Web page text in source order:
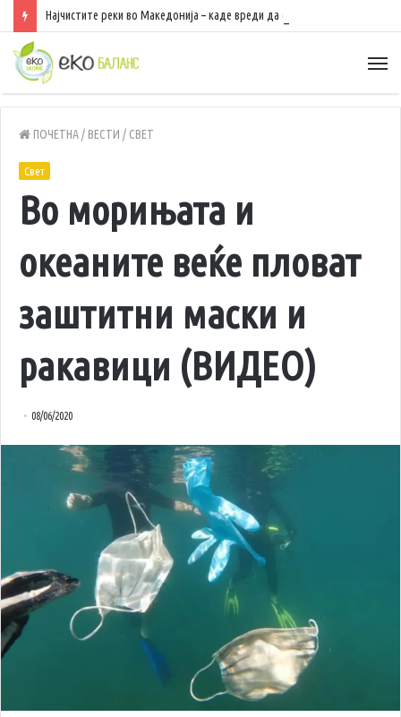
ПОЧЕТНА/ ВЕСТИ / СВЕТ
Свет
Во морињата и
океаните веќе пловат
заштитни маски и
ракавици (ВИДЕО)
08/06/2020